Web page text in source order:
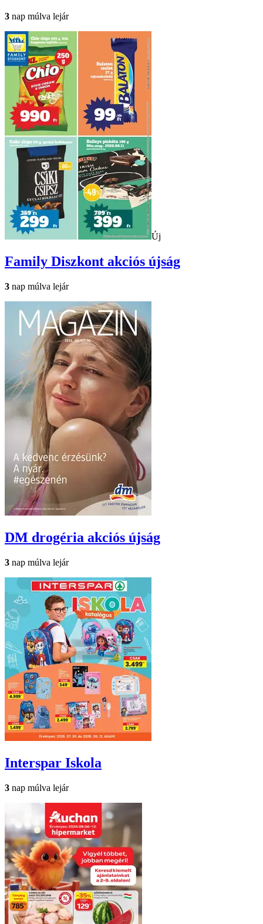
3 nap múlva lejár
Új
Family Diszkont akciós újság
3 nap múlva lejár
DM drogéria akciós újság
3 nap múlva lejár
Interspar Iskola
3 nap múlva lejár